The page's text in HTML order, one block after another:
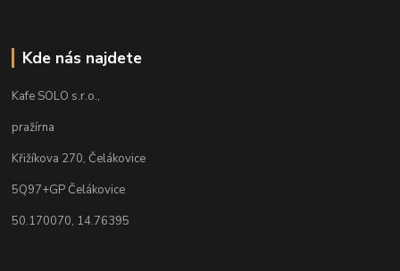
Kde nás najdete
Kafe SOLO s.r.o.,
pražírna
Křižíkova 270, Čelákovice
5Q97+GP Čelákovice
50.170070, 14.76395